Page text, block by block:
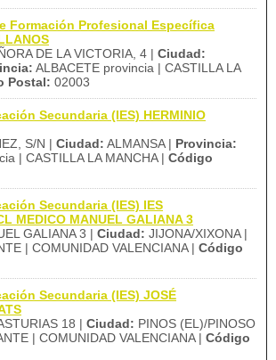
Formación Profesional Específica
DE LA VICTORIA, 4 | Ciudad:
ALBACETE provincia | CASTILLA LA
Postal: 02003
Secundaria (IES) HERMINIO
S/N | Ciudad: ALMANSA | Provincia:
| CASTILLA LA MANCHA | Código
Secundaria (IES) IES
MEDICO MANUEL GALIANA 3
GALIANA 3 | Ciudad: JIJONA/XIXONA |
| COMUNIDAD VALENCIANA | Código
Secundaria (IES) JOSÉ
18 | Ciudad: PINOS (EL)/PINOSO
| COMUNIDAD VALENCIANA | Código